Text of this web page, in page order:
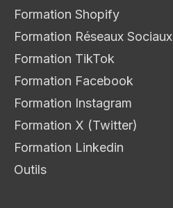
Formation Shopify
Formation Réseaux Sociaux
Formation TikTok
Formation Facebook
Formation Instagram
Formation X (Twitter)
Formation Linkedin
Outils